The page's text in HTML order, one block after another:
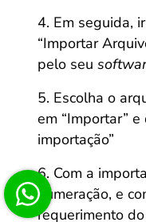
Em seguida,
“Importar
pelo seu
Escolha o
em “Importar”
importação”
Com a
numeração, e
requerimento